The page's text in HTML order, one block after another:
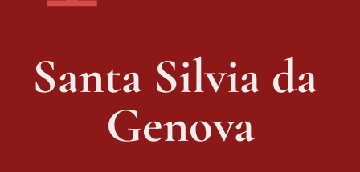
Santa Silvia da
Genova